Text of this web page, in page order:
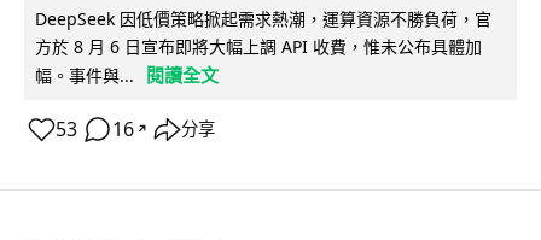
DeepSeek 因低價策略掀起需求熱潮，運算資源不勝負荷，官
方於 8 月 6 日宣布即將大幅上調 API 收費，惟未公布具體加
幅。事件與...
閱讀全文
53 16 ↗ 分享